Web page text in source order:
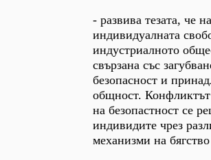
- развива тезата, че
индивидуалната
индустриалното
свързана със
безопасност и
общност.
на безопастност се
индивидите чрез
механизми на